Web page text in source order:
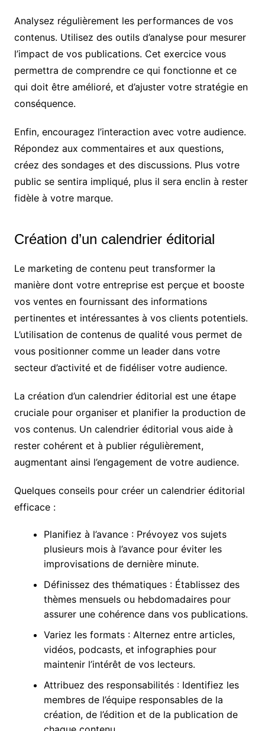
Analysez régulièrement les performances de vos
contenus. Utilisez des outils d’analyse pour mesurer
l’impact de vos publications. Cet exercice vous
permettra de comprendre ce qui fonctionne et ce
qui doit être amélioré, et d’ajuster votre stratégie en
conséquence.
Enfin, encouragez l’interaction avec votre audience.
Répondez aux commentaires et aux questions,
créez des sondages et des discussions. Plus votre
public se sentira impliqué, plus il sera enclin à rester
fidèle à votre marque.
Création d’un calendrier éditorial
Le marketing de contenu peut transformer la
manière dont votre entreprise est perçue et booste
vos ventes en fournissant des informations
pertinentes et intéressantes à vos clients potentiels.
L’utilisation de contenus de qualité vous permet de
vous positionner comme un leader dans votre
secteur d’activité et de fidéliser votre audience.
La création d’un calendrier éditorial est une étape
cruciale pour organiser et planifier la production de
vos contenus. Un calendrier éditorial vous aide à
rester cohérent et à publier régulièrement,
augmentant ainsi l’engagement de votre audience.
Quelques conseils pour créer un calendrier éditorial
efficace :
Planifiez à l’avance : Prévoyez vos sujets
plusieurs mois à l’avance pour éviter les
improvisations de dernière minute.
Définissez des thématiques : Établissez des
thèmes mensuels ou hebdomadaires pour
assurer une cohérence dans vos publications.
Variez les formats : Alternez entre articles,
vidéos, podcasts, et infographies pour
maintenir l’intérêt de vos lecteurs.
Attribuez des responsabilités : Identifiez les
membres de l’équipe responsables de la
création, de l’édition et de la publication de